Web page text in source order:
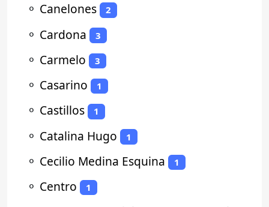
⚬ Canelones 2
⚬ Cardona 3
⚬ Carmelo 3
⚬ Casarino 1
⚬ Castillos 1
⚬ Catalina Hugo 1
⚬ Cecilio Medina Esquina 1
⚬ Centro 1